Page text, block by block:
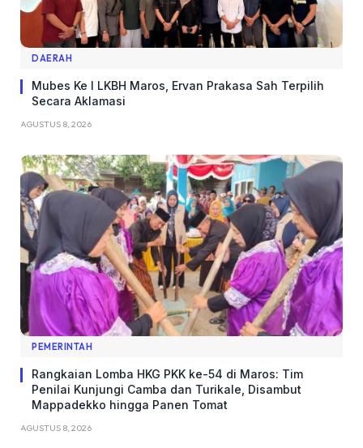
DAERAH
Mubes Ke I LKBH Maros, Ervan Prakasa Sah Terpilih
Secara Aklamasi
AGUSTUS 8, 2026
PEMERINTAH
Rangkaian Lomba HKG PKK ke-54 di Maros: Tim
Penilai Kunjungi Camba dan Turikale, Disambut
Mappadekko hingga Panen Tomat
AGUSTUS 8, 2026